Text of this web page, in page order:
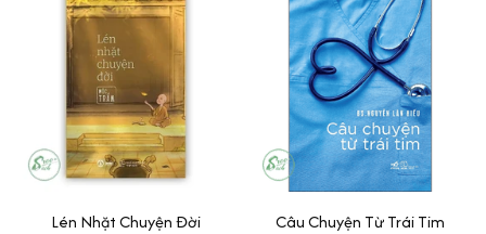
Lén Nhặt Chuyện Đời
Câu Chuyện Từ Trái Tim